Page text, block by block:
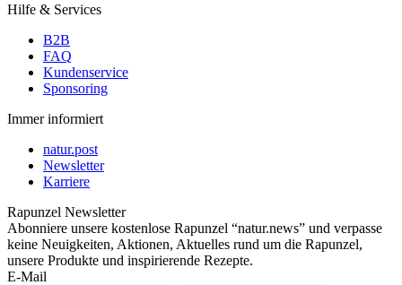
Hilfe & Services
B2B
FAQ
Kundenservice
Sponsoring
Immer informiert
natur.post
Newsletter
Karriere
Rapunzel Newsletter
Abonniere unsere kostenlose Rapunzel “natur.news” und verpasse
keine Neuigkeiten, Aktionen, Aktuelles rund um die Rapunzel,
unsere Produkte und inspirierende Rezepte.
E-Mail